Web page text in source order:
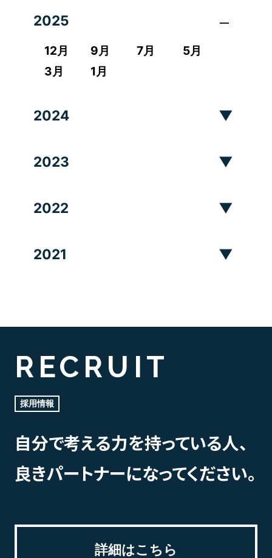
2025
12月 9月 7月
5月
3月
1月
2024
2023
2022
2021
RECRUIT
採用情報
自分で考える力を持っている人、
良きパートナーになってください。
詳細はこちら